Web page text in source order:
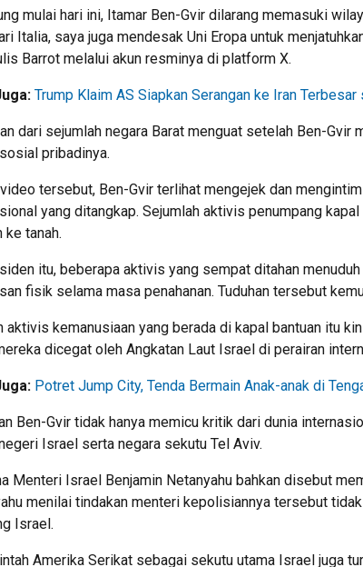
mulai hari ini, Itamar Ben-Gvir dilarang memasuki
Italia, saya juga mendesak Uni Eropa untuk
Barrot melalui akun resminya di platform X.
Trump Klaim AS Siapkan Serangan ke Iran
dari sejumlah negara Barat menguat setelah Ben-
pribadinya.
tersebut, Ben-Gvir terlihat mengejek dan
yang ditangkap. Sejumlah aktivis penumpang
ke tanah.
itu, beberapa aktivis yang sempat ditahan
fisik selama masa penahanan. Tuduhan tersebut
aktivis kemanusiaan yang berada di kapal bantuan itu
dicegat oleh Angkatan Laut Israel di perairan
Potret Jump City, Tenda Bermain Anak-anak di
Ben-Gvir tidak hanya memicu kritik dari dunia
Israel serta negara sekutu Tel Aviv.
Menteri Israel Benjamin Netanyahu bahkan disebut
menilai tindakan menteri kepolisiannya tersebut
Israel.
Amerika Serikat sebagai sekutu utama Israel juga